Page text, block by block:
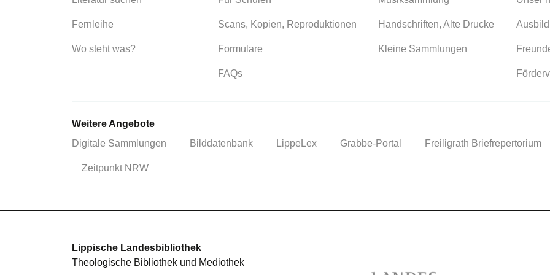
Fernleihe
Wo steht was?
Scans, Kopien, Reproduktionen
Formulare
FAQs
Handschriften, Alte Drucke
Kleine Sammlungen
Weitere Angebote
Digitale Sammlungen
Bilddatenbank LippeLex Grabbe-Portal Freiligrath Briefrepertorium
Zeitpunkt NRW
Lippische Landesbibliothek
Theologische Bibliothek und Mediothek